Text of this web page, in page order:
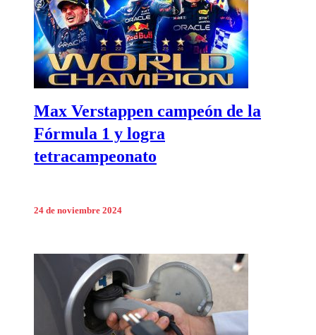
Max Verstappen campeón de la
Fórmula 1 y logra
tetracampeonato
24 de noviembre 2024